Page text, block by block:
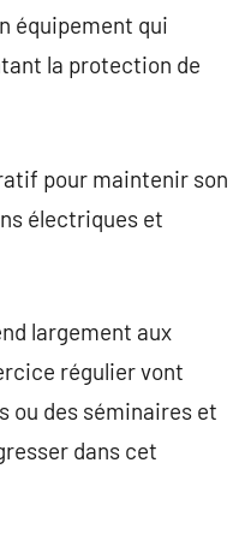
équipement qui
la protection de
pour maintenir son
électriques et
largement aux
régulier vont
ou des séminaires et
dans cet